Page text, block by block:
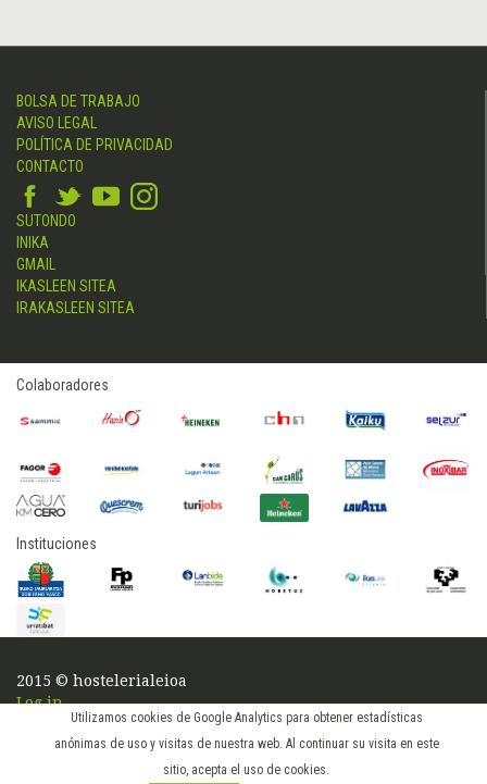
Utilizamos cookies de Google Analytics para obtener estadísticas
anónimas de uso y visitas de nuestra web. Al continuar su visita en este
sitio, acepta el uso de cookies.
BOLSA DE TRABAJO
AVISO LEGAL
POLÍTICA DE PRIVACIDAD
CONTACTO
SUTONDO
INIKA
GMAIL
IKASLEEN SITEA
IRAKASLEEN SITEA
Colaboradores
Instituciones
2015 © hostelerialeioa
Log in